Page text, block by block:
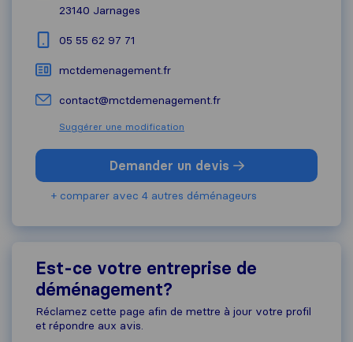
23140 Jarnages
05 55 62 97 71
mctdemenagement.fr
contact@mctdemenagement.fr
Suggérer une modification
Demander un devis
+ comparer avec 4 autres déménageurs
Est-ce votre entreprise de
déménagement?
Réclamez cette page afin de mettre à jour votre profil
et répondre aux avis.